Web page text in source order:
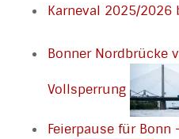
Karneval 2025/2026
Bonner Nordbrücke
Vollsperrung
Feierpause für Bonn